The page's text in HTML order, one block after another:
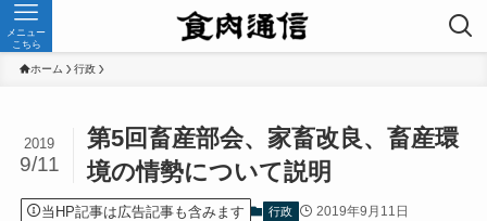
メニュー
こちら
ホーム 行政
第5回畜産部会、家畜改良、畜産環
境の情勢について説明
2019
9/11
当HP記事は広告記事も含みます 行政 2019年9月11日